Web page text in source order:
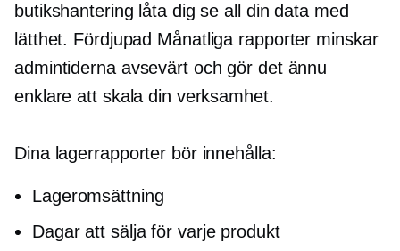
butikshantering låta dig se all din data med
lätthet. Fördjupad Månatliga rapporter minskar
admintiderna avsevärt och gör det ännu
enklare att skala din verksamhet.
Dina lagerrapporter bör innehålla:
Lageromsättning
Dagar att sälja för varje produkt